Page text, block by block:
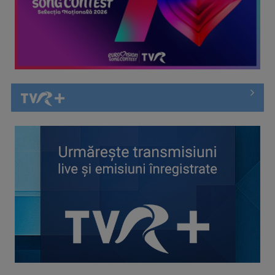
Spectacol total la TVR: David Popovici și tricolorii luptă